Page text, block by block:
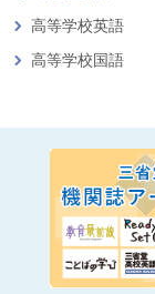
高等学校英語
高等学校国語